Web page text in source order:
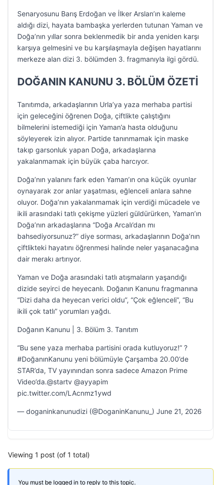
Senaryosunu Barış Erdoğan ve İlker Arslan’ın kaleme
aldığı dizi, hayata bambaşka yerlerden tutunan Yaman ve
Doğa’nın yıllar sonra beklenmedik bir anda yeniden karşı
karşıya gelmesini ve bu karşılaşmayla değişen hayatlarını
merkeze alan dizi 3. bölümden 3. fragmanıyla ilgi gördü.
DOĞANIN KANUNU 3. BÖLÜM ÖZETİ
Tanıtımda, arkadaşlarının Urla’ya yaza merhaba partisi
için geleceğini öğrenen Doğa, çiftlikte çalıştığını
bilmelerini istemediği için Yaman’a hasta olduğunu
söyleyerek izin alıyor. Partide tanınmamak için maske
takıp garsonluk yapan Doğa, arkadaşlarına
yakalanmamak için büyük çaba harcıyor.
Doğa’nın yalanını fark eden Yaman’ın ona küçük oyunlar
oynayarak zor anlar yaşatması, eğlenceli anlara sahne
oluyor. Doğa’nın yakalanmamak için verdiği mücadele ve
ikili arasındaki tatlı çekişme yüzleri güldürürken, Yaman’ın
Doğa’nın arkadaşlarına “Doğa Arcalı’dan mı
bahsediyorsunuz?” diye sorması, arkadaşlarının Doğa’nın
çiftlikteki hayatını öğrenmesi halinde neler yaşanacağına
dair merakı artırıyor.
Yaman ve Doğa arasındaki tatlı atışmaların yaşandığı
dizide seyirci de heyecanlı. Doğanın Kanunu fragmanına
“Dizi daha da heyecan verici oldu”, “Çok eğlenceli”, “Bu
ikili çok tatlı” yorumları yağdı.
Doğanın Kanunu | 3. Bölüm 3. Tanıtım
“Bu sene yaza merhaba partisini orada kutluyoruz!” ?
#DoğanınKanunu yeni bölümüyle Çarşamba 20.00’de
STAR’da, TV yayınından sonra sadece Amazon Prime
Video’da.@startv @ayyapim
pic.twitter.com/LAcnmz1ywd
— doganinkanunudizi (@DoganinKanunu_) June 21, 2026
Viewing 1 post (of 1 total)
You must be logged in to reply to this topic.